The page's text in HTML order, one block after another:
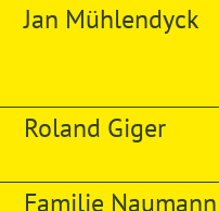
Jan Mühlendyck
Roland Giger
Familie Naumann